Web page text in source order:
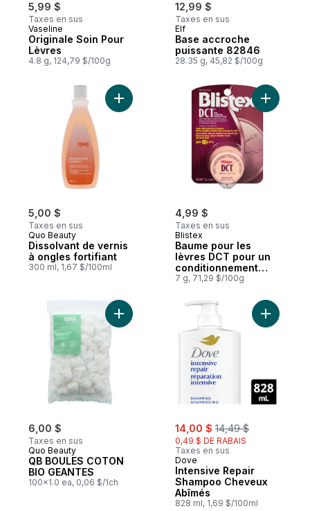
5,99 $
Taxes en sus
Vaseline
Originale Soin Pour
Lèvres
4.8 g, 124,79 $/100g
12,99 $
Taxes en sus
Elf
Base accroche
puissante 82846
28.35 g, 45,82 $/100g
5,00 $
Taxes en sus
Quo Beauty
Dissolvant de vernis
à ongles fortifiant
300 ml, 1,67 $/100ml
Ajouter Dissolvant de vernis à ongles
4,99 $
Taxes en sus
Blistex
Baume pour les
lèvres DCT pour un
conditionnement
quotidien
7 g, 71,29 $/100g
Ajouter
6,00 $
Taxes en sus
Quo Beauty
QB BOULES COTON
BIO GEANTES
100x1.0 ea, 0,06 $/1ch
Ajouter QB BOULES COTON BIO
sale:
14,00 $ , formerly:
14,49 $
0,49 $ DE RABAIS
Taxes en sus
Dove
Intensive Repair
Shampoo Cheveux
Abîmés
828 ml, 1,69 $/100ml
Ajouter